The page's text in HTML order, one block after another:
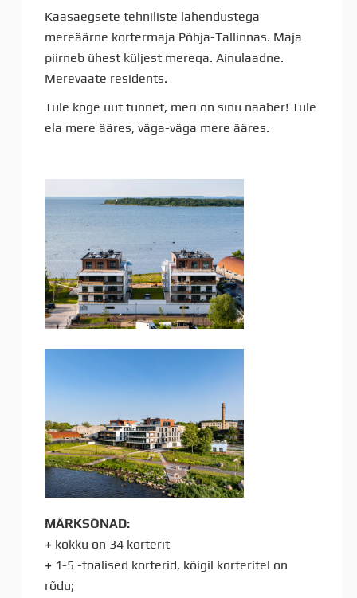
Kaasaegsete tehniliste lahendustega
mereäärne kortermaja Põhja-Tallinnas. Maja
piirneb ühest küljest merega. Ainulaadne.
Merevaate residents.
Tule koge uut tunnet, meri on sinu naaber! Tule
ela mere ääres, väga-väga mere ääres.
MÄRKSÕNAD:
+ kokku on 34 korterit
+ 1-5 -toalised korterid, kõigil korteritel on
rõdu;